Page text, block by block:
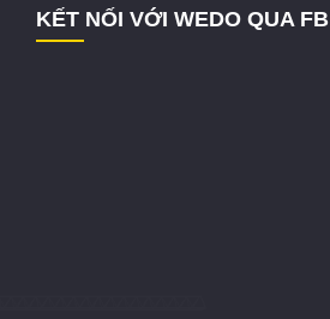
KẾT NỐI VỚI WEDO QUA FB